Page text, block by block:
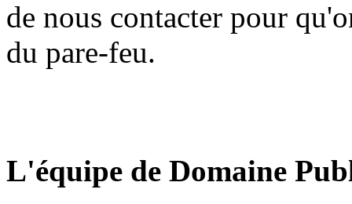
de nous contacter pour
du pare-feu.
L'équipe de Domaine